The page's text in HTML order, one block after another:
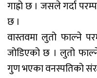
गाह्रो छ । जसले गर्दा
छ ।
वास्तवमा लुतो फाल्ने
जोडिएको छ । लुतो
गुण भएका वनस्पतिको